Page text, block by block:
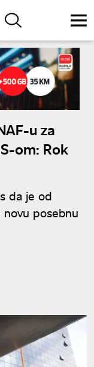
u za
om: Rok
da je od
novu posebnu